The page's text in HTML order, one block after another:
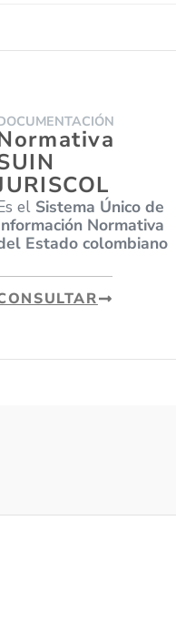
el Sistema Único de
Normativa
Estado colombiano